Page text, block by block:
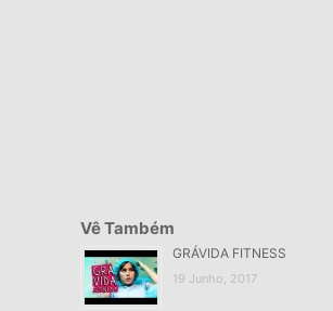
Vê Também
GRÁVIDA FITNESS
19 Junho, 2017